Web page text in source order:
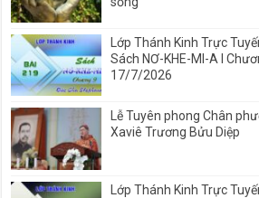
Lớp Thánh Kinh Trực
Sách NƠ-KHE-MI-A I
17/7/2026
Lễ Tuyên phong Chân
Xaviê Trương Bửu Diệp
Lớp Thánh Kinh Trực